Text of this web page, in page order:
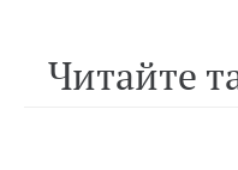
Читайте